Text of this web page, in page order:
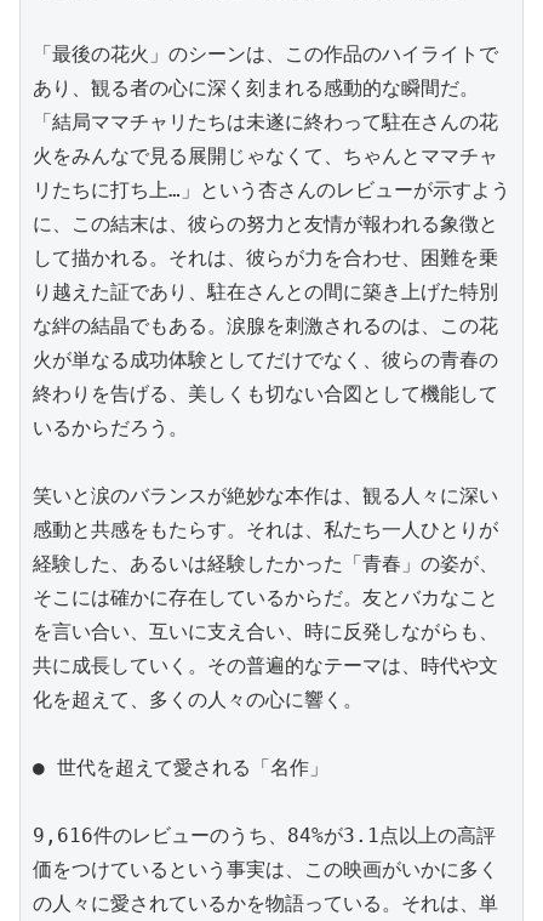
「最後の花火」のシーンは、この作品のハイライトで
あり、観る者の心に深く刻まれる感動的な瞬間だ。
「結局ママチャリたちは未遂に終わって駐在さんの花
火をみんなで見る展開じゃなくて、ちゃんとママチャ
リたちに打ち上…」という杏さんのレビューが示すよう
に、この結末は、彼らの努力と友情が報われる象徴と
して描かれる。それは、彼らが力を合わせ、困難を乗
り越えた証であり、駐在さんとの間に築き上げた特別
な絆の結晶でもある。涙腺を刺激されるのは、この花
火が単なる成功体験としてだけでなく、彼らの青春の
終わりを告げる、美しくも切ない合図として機能して
いるからだろう。
笑いと涙のバランスが絶妙な本作は、観る人々に深い
感動と共感をもたらす。それは、私たち一人ひとりが
経験した、あるいは経験したかった「青春」の姿が、
そこには確かに存在しているからだ。友とバカなこと
を言い合い、互いに支え合い、時に反発しながらも、
共に成長していく。その普遍的なテーマは、時代や文
化を超えて、多くの人々の心に響く。
● 世代を超えて愛される「名作」
9,616件のレビューのうち、84%が3.1点以上の高評
価をつけているという事実は、この映画がいかに多く
の人々に愛されているかを物語っている。それは、単